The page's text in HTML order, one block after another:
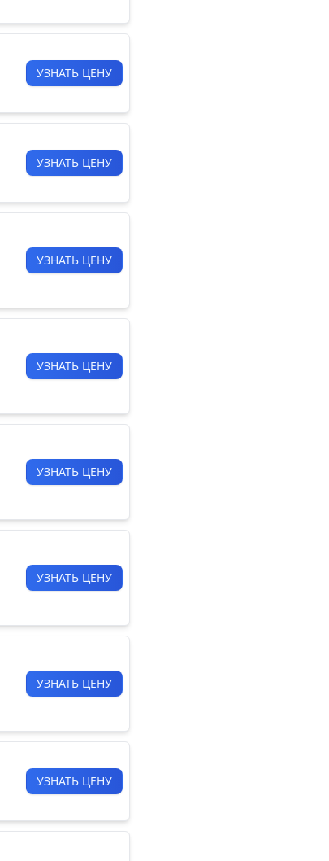
УЗНАТЬ ЦЕНУ
УЗНАТЬ ЦЕНУ
УЗНАТЬ ЦЕНУ
УЗНАТЬ ЦЕНУ
УЗНАТЬ ЦЕНУ
УЗНАТЬ ЦЕНУ
УЗНАТЬ ЦЕНУ
УЗНАТЬ ЦЕНУ